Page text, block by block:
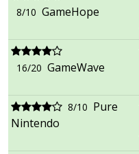
8/10 GameHope
16/20 GameWave
8/10 Pure
Nintendo